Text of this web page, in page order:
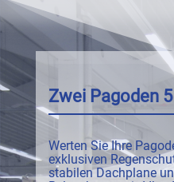
Zwei Pagoden
Werten Sie Ihre
exklusiven
stabilen Dachplane